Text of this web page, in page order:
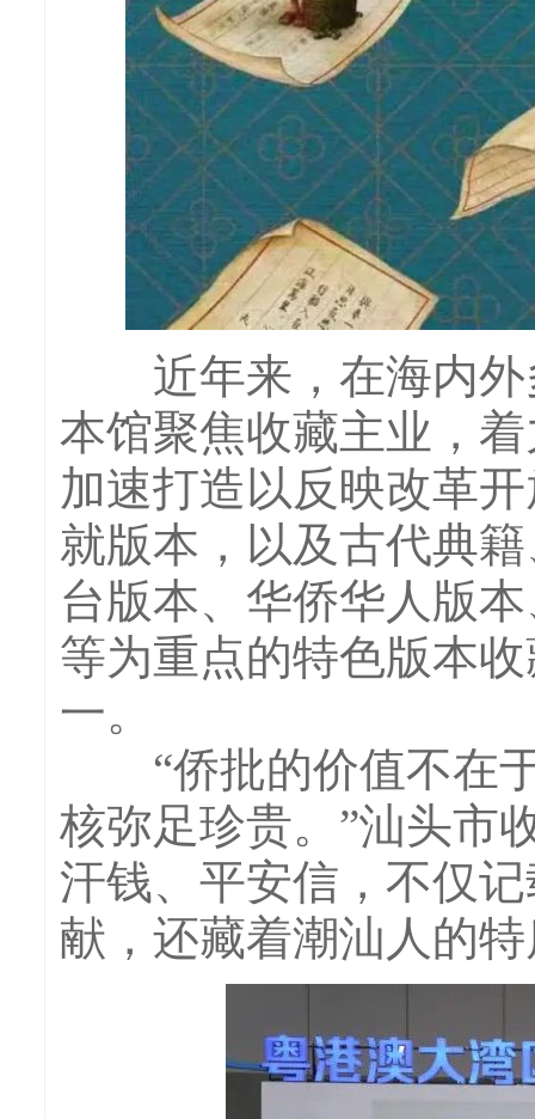
近年来，在海内外
本馆聚焦收藏主业，
加速打造以反映改革
就版本，以及古代典
台版本、华侨华人版
等为重点的特色版本
一。
“侨批的价值不在于
核弥足珍贵。”汕头市
汗钱、平安信，不仅
献，还藏着潮汕人的